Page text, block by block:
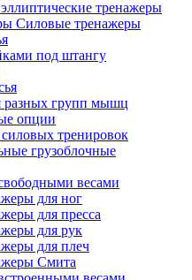
тренажеры
Силовые тренажеры
под штангу
разных групп мышц
опции
тренировок
грузоблочные
весами
для ног
для пресса
для рук
для плеч
Смита